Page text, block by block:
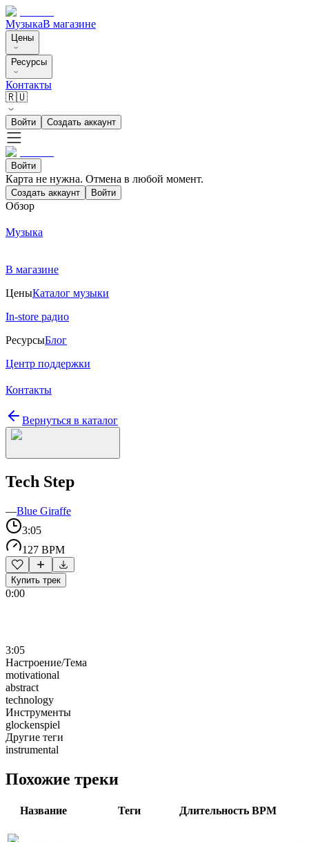
МузыкаВ магазине
Цены
Ресурсы
Контакты
🇷🇺
Войти Создать аккаунт
Войти
Карта не нужна. Отмена в любой момент.
Создать аккаунт Войти
Обзор
Музыка
В магазине
ЦеныКаталог музыки
In-store радио
РесурсыБлог
Центр поддержки
Контакты
Вернуться в каталог
Tech Step
—Blue Giraffe
3:05
127 BPM
Купить трек
0:00
3:05
Настроение/Тема
motivational
abstract
technology
Инструменты
glockenspiel
Другие теги
instrumental
Похожие треки
Название Теги Длительность BPM